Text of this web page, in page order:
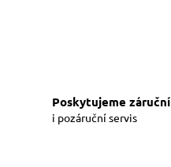
Poskytujeme záruční
i pozáruční servis